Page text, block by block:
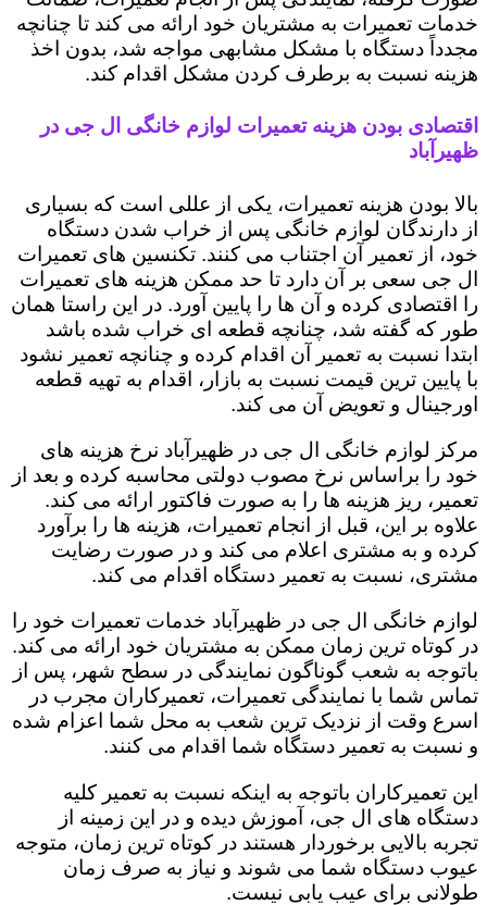
خدمات تعمیرات به مشتریان خود ارائه می کند تا چنانچه
مجدداً دستگاه با مشکل مشابهی مواجه شد، بدون اخذ
هزینه نسبت به برطرف کردن مشکل اقدام کند.
اقتصادی بودن هزینه تعمیرات لوازم خانگی ال جی در
ظهیرآباد
بالا بودن هزینه تعمیرات، یکی از عللی است که بسیاری
از دارندگان لوازم خانگی پس از خراب شدن دستگاه
خود، از تعمیر آن اجتناب می کنند. تکنسین های تعمیرات
ال جی سعی بر آن دارد تا حد ممکن هزینه های تعمیرات
را اقتصادی کرده و آن ها را پایین آورد. در این راستا همان
طور که گفته شد، چنانچه قطعه ای خراب شده باشد
ابتدا نسبت به تعمیر آن اقدام کرده و چنانچه تعمیر نشود
با پایین ترین قیمت نسبت به بازار، اقدام به تهیه قطعه
اورجینال و تعویض آن می کند.
مرکز لوازم خانگی ال جی در ظهیرآباد نرخ هزینه های
خود را براساس نرخ مصوب دولتی محاسبه کرده و بعد از
تعمیر، ریز هزینه ها را به صورت فاکتور ارائه می کند.
علاوه بر این، قبل از انجام تعمیرات، هزینه ها را برآورد
کرده و به مشتری اعلام می کند و در صورت رضایت
مشتری، نسبت به تعمیر دستگاه اقدام می کند.
لوازم خانگی ال جی در ظهیرآباد خدمات تعمیرات خود را
در کوتاه ترین زمان ممکن به مشتریان خود ارائه می کند.
باتوجه به شعب گوناگون نمایندگی در سطح شهر، پس از
تماس شما با نمایندگی تعمیرات، تعمیرکاران مجرب در
اسرع وقت از نزدیک ترین شعب به محل شما اعزام شده
و نسبت به تعمیر دستگاه شما اقدام می کنند.
این تعمیرکاران باتوجه به اینکه نسبت به تعمیر کلیه
دستگاه های ال جی، آموزش دیده و در این زمینه از
تجربه بالایی برخوردار هستند در کوتاه ترین زمان، متوجه
عیوب دستگاه شما می شوند و نیاز به صرف زمان
طولانی برای عیب یابی نیست.